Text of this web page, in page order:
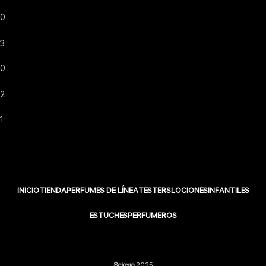
0
3
0
2
1
INICIOTIENDAPERFUMES DE LÍNEATESTERSLOCIONESINFANTILES
ESTUCHESPERFUMEROS